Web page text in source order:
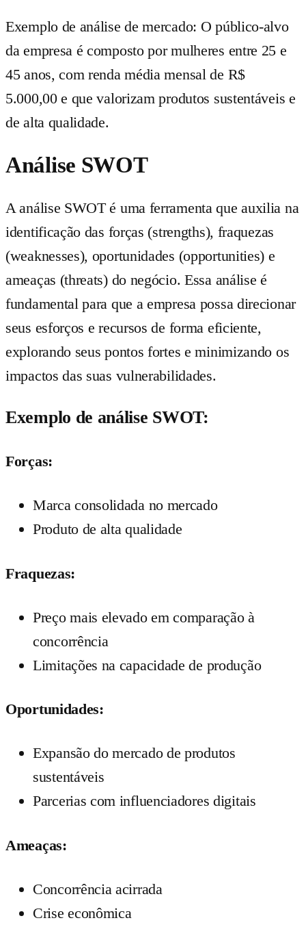
Exemplo de análise de mercado: O público-alvo
da empresa é composto por mulheres entre 25 e
45 anos, com renda média mensal de R$
5.000,00 e que valorizam produtos sustentáveis e
de alta qualidade.
Análise SWOT
A análise SWOT é uma ferramenta que auxilia na
identificação das forças (strengths), fraquezas
(weaknesses), oportunidades (opportunities) e
ameaças (threats) do negócio. Essa análise é
fundamental para que a empresa possa direcionar
seus esforços e recursos de forma eficiente,
explorando seus pontos fortes e minimizando os
impactos das suas vulnerabilidades.
Exemplo de análise SWOT:
Forças:
Marca consolidada no mercado
Produto de alta qualidade
Fraquezas:
Preço mais elevado em comparação à
concorrência
Limitações na capacidade de produção
Oportunidades:
Expansão do mercado de produtos
sustentáveis
Parcerias com influenciadores digitais
Ameaças:
Concorrência acirrada
Crise econômica